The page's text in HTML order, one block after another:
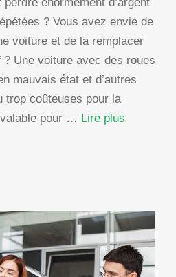
énormément d’argent
? Vous avez envie de
voiture et de la remplacer
Une voiture avec des roues
mauvais état et d’autres
trop coûteuses pour la
pour … Lire plus